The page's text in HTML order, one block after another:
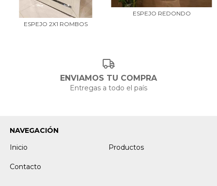
ESPEJO 2X1 ROMBOS
ESPEJO REDONDO
ENVIAMOS TU COMPRA
Entregas a todo el país
NAVEGACIÓN
Inicio
Productos
Contacto